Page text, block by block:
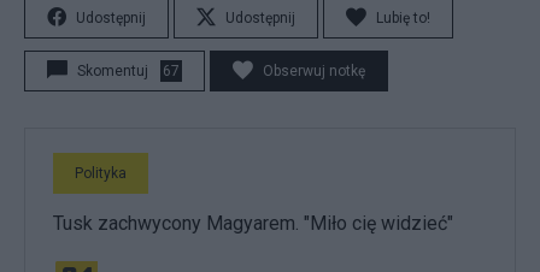
Udostępnij Udostępnij Lubię to!
Skomentuj 67 Obserwuj notkę
Polityka
Tusk zachwycony Magyarem. "Miło cię widzieć"